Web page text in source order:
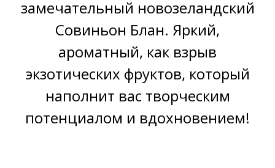
замечательный новозеландский
Совиньон Блан. Яркий,
ароматный, как взрыв
экзотических фруктов, который
наполнит вас творческим
потенциалом и вдохновением!